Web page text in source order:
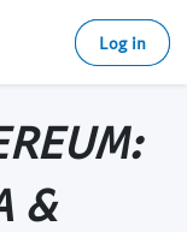
Log in
&